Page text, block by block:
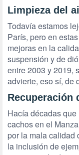
Limpieza del
Todavía estamos
París, pero en
mejoras en la
suspensión y de
entre 2003 y 2019,
advierte, eso sí, de
Recuperación
Hacía décadas
cachos en el
por la mala calidad
la inclusión de